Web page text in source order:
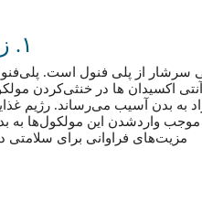
۱. زالزالک سرشار از آنتی‌اکسیدان است
سرشار از پلی فنول است.
اکسیدان ها در خنثی‌کردن
به بدن آسیب می‌رساند. رژیم
موجب واردشدن این مولکول‌ها به
مزیت‌های فراوانی برای سلامتی